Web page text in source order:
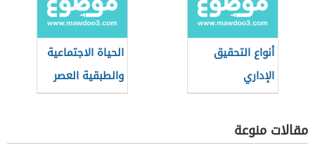
أنواع التحقيق
الإداري
الحياة الاجتماعية
والطبقية العصر
الحديث
مقالات منوعة